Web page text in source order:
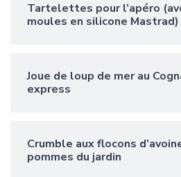
Tartelettes pour l’apéro
moules en silicone Mastrad)
Joue de loup de mer au
express
Crumble aux flocons
pommes du jardin